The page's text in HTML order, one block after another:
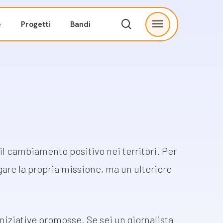
Progetti Bandi search
Menu
cambiamento positivo nei territori. Per
la propria missione, ma un ulteriore
promosse. Se sei un giornalista